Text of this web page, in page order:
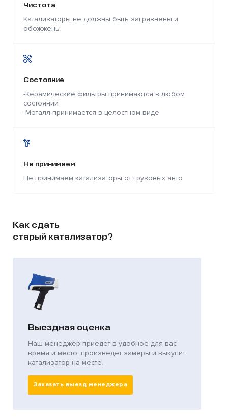
Чистота
Катализаторы не должны быть загрязнены и
обожжены
Состояние
-Керамические фильтры принимаются в любом
состоянии
-Металл принимается в целостном виде
Не принимаем
Не принимаем катализаторы от грузовых авто
Как сдать
старый катализатор?
Выездная оценка
Наш менеджер приедет в удобное для вас
время и место, произведет замеры и выкупит
катализатор на месте.
Заказать выезд менеджера